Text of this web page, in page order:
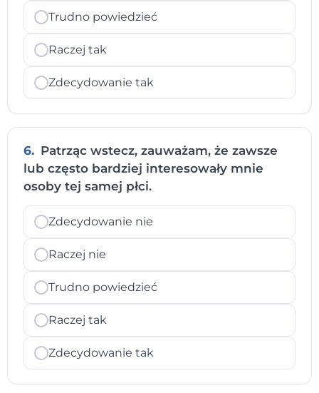
Trudno powiedzieć
Raczej tak
Zdecydowanie tak
6. Patrząc wstecz, zauważam, że zawsze
lub często bardziej interesowały mnie
osoby tej samej płci.
Zdecydowanie nie
Raczej nie
Trudno powiedzieć
Raczej tak
Zdecydowanie tak